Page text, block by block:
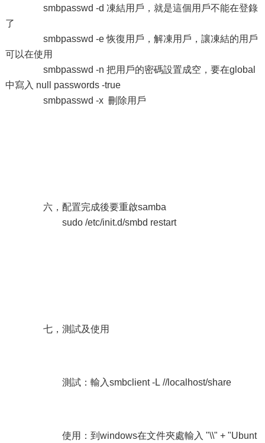
smbpasswd -d 凍結用戶，就是這個用戶不能在登錄
了
smbpasswd -e 恢復用戶，解凍用戶，讓凍結的用戶
可以在使用
smbpasswd -n 把用戶的密碼設置成空，要在global
中寫入 null passwords -true
smbpasswd -x 刪除用戶
六，配置完成後要重啟samba
sudo /etc/init.d/smbd restart
七，測試及使用
測試：輸入smbclient -L //localhost/share
使用：到windows在文件夾處輸入 "\\" + "Ubunt